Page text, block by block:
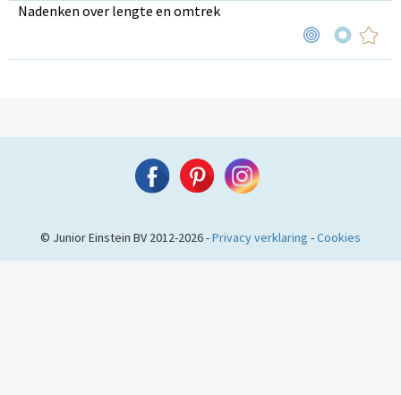
Nadenken over lengte en omtrek
© Junior Einstein BV 2012-2026 -Privacy verklaring -Cookies